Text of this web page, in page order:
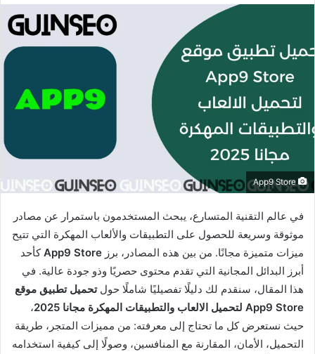
App9 Store
في عالم التقنية المتسارع، يبحث المستخدمون باستمرار عن مصادر
موثوقة وسريعة للحصول على التطبيقات والألعاب المهكرة التي تتيح
ميزات متميزة مجانًا. من بين هذه المصادر، برز App9 Storeكأحد
أبرز البدائل المجانية التي تقدم محتوى حصريًا وذو جودة عالية. في
هذا المقال، سنقدم لك دليلًا تفصيليًا شاملًا حولتحميل تطبيق موقع
App9 Store لتحميل الالعاب والتطبيقات المهكرة مجانا 2025
،
حيث نستعرض كل ما تحتاج إلى معرفته: من مميزات المتجر، طريقة
التحميل، الأمان، المقارنة مع المنافسين، وصولًا إلى كيفية استخدامه